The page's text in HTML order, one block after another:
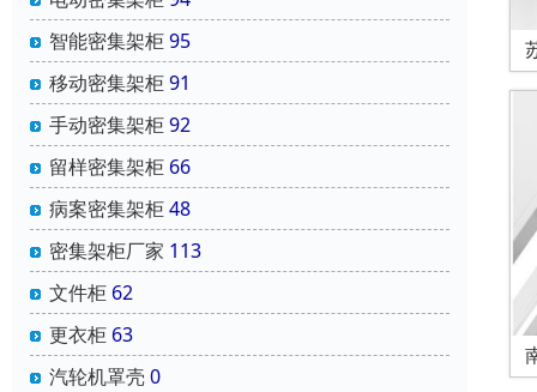
智能密集架柜95
移动密集架柜91
手动密集架柜92
留样密集架柜 66
病案密集架柜48
密集架柜厂家 113
文件柜 62
更衣柜 63
汽轮机罩壳0